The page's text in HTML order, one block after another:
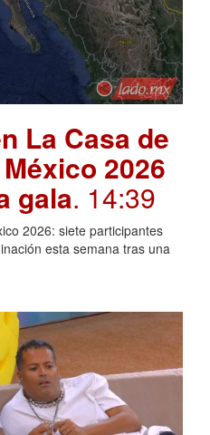
La Casa de
2026
gala. 14:39
2026: siete participantes
esta semana tras una